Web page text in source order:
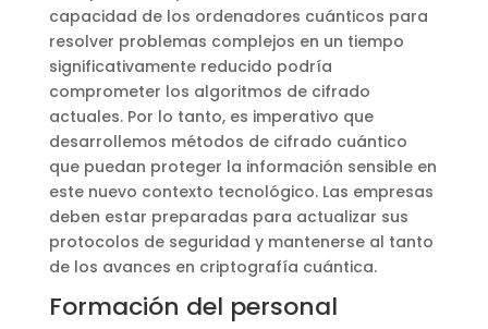
capacidad de los ordenadores cuánticos para
resolver problemas complejos en un tiempo
significativamente reducido podría
comprometer los algoritmos de cifrado
actuales. Por lo tanto, es imperativo que
desarrollemos métodos de cifrado cuántico
que puedan proteger la información sensible en
este nuevo contexto tecnológico. Las empresas
deben estar preparadas para actualizar sus
protocolos de seguridad y mantenerse al tanto
de los avances en criptografía cuántica.
Formación del personal